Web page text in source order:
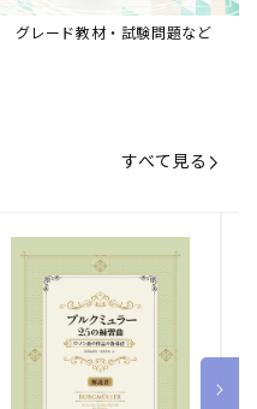
グレード教材・試験問題など
すべて見る